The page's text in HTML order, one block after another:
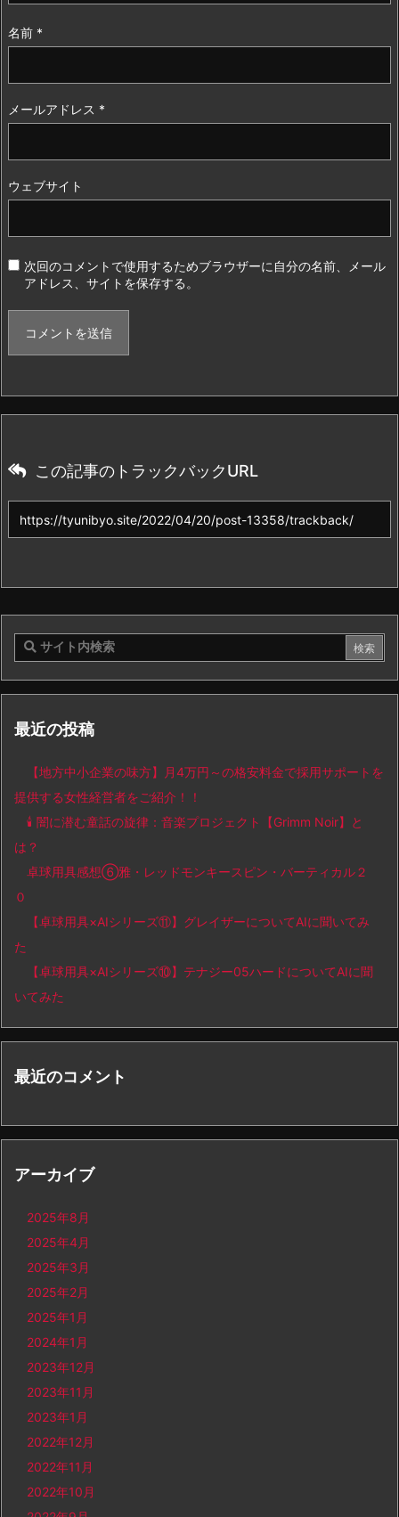
名前 *
メールアドレス *
ウェブサイト
次回のコメントで使用するためブラウザーに自分の名前、メール
アドレス、サイトを保存する。
この記事のトラックバックURL
最近の投稿
【地方中小企業の味方】月4万円～の格安料金で採用サポートを
提供する女性経営者をご紹介！！
🕯️ 闇に潜む童話の旋律：音楽プロジェクト【Grimm Noir】と
は？
卓球用具感想⑥雅・レッドモンキースピン・バーティカル２
０
【卓球用具×AIシリーズ⑪】グレイザーについてAIに聞いてみ
た
【卓球用具×AIシリーズ⑩】テナジー05ハードについてAIに聞
いてみた
最近のコメント
アーカイブ
2025年8月
2025年4月
2025年3月
2025年2月
2025年1月
2024年1月
2023年12月
2023年11月
2023年1月
2022年12月
2022年11月
2022年10月